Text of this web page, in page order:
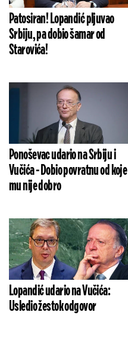
Patosiran! Lopandić pljuvao
Srbiju, pa dobio šamar od
Starovića!
Ponoševac udario na Srbiju i
Vučića - Dobio povratnu od koje
mu nije dobro
Lopandić udario na Vučića:
Usledio žestok odgovor